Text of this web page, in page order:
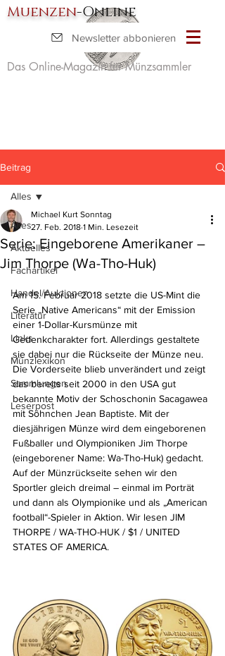
Muenzen-Online
Das Online-Magazin für Münzsammler
Newsletter abbonieren
Beitrag
Alles
Aktuelles
Fachartikel
Handel/Auktionen
Literatur
Links
Münzlexikon
Sammlungen
Leserpost
Alles
Serie: Eingeborene Amerikaner –
Jim Thorpe (Wa-Tho-Huk)
Michael Kurt Sonntag
27. Feb. 2018 1 Min. Lesezeit
Am 15. Februar 2018 setzte die US-Mint die
Serie „Native Americans“ mit der Emission
einer 1-Dollar-Kursmünze mit
Gedenkcharakter fort. Allerdings gestaltete
sie dabei nur die Rückseite der Münze neu.
Die Vorderseite blieb unverändert und zeigt
das bereits seit 2000 in den USA gut
bekannte Motiv der Schoschonin Sacagawea
mit Söhnchen Jean Baptiste. Mit der
diesjährigen Münze wird dem eingeborenen
Fußballer und Olympioniken Jim Thorpe
(eingeborener Name: Wa-Tho-Huk) gedacht.
Auf der Münzrückseite sehen wir den
Sportler gleich dreimal – einmal im Porträt
und dann als Olympionike und als „American
football“-Spieler in Aktion. Wir lesen JIM
THORPE / WA-THO-HUK / $1 / UNITED
STATES OF AMERICA.